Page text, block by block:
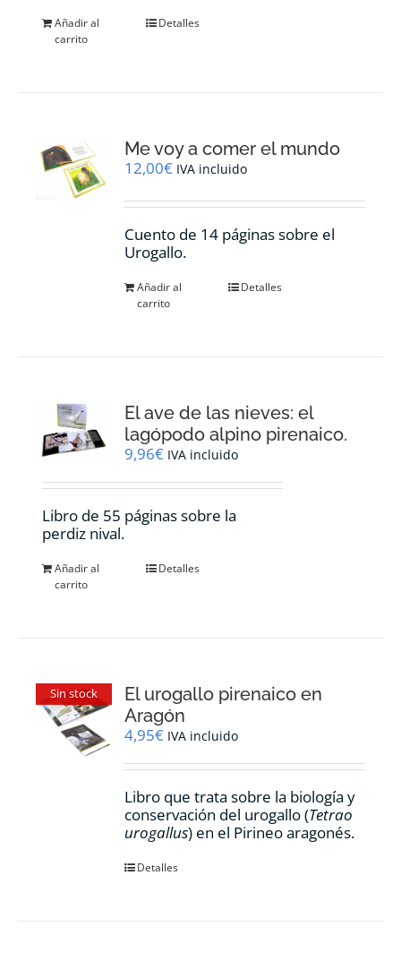
Añadir al
carrito
Detalles
Me voy a comer el mundo
12,00€ IVA incluido
Cuento de 14 páginas sobre el
Urogallo.
Añadir al
carrito
Detalles
El ave de las nieves: el
lagópodo alpino pirenaico.
9,96€ IVA incluido
Libro de 55 páginas sobre la
perdiz nival.
Añadir al
carrito
Detalles
Sin stock
El urogallo pirenaico en
Aragón
4,95€ IVA incluido
Libro que trata sobre la biología y
conservación del urogallo (Tetrao
urogallus) en el Pirineo aragonés.
Detalles